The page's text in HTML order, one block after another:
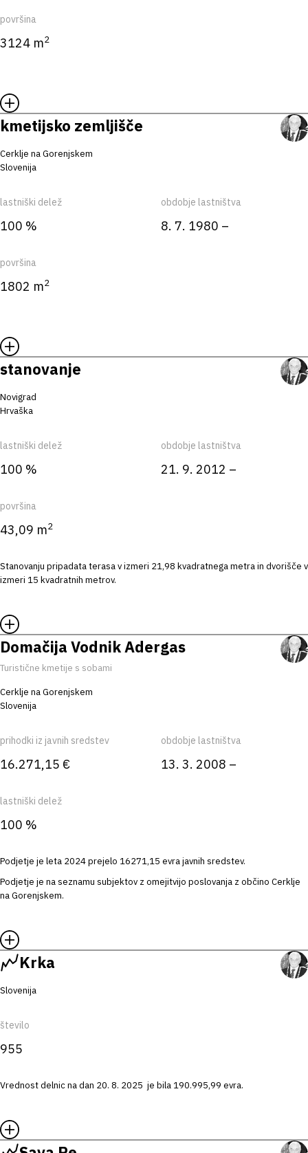
površina
3124 m2
kmetijsko zemljišče
Cerklje na Gorenjskem
Slovenija
lastniški delež
100 %
obdobje lastništva
8. 7. 1980 –
površina
1802 m2
stanovanje
Novigrad
Hrvaška
lastniški delež
100 %
obdobje lastništva
21. 9. 2012 –
površina
43,09 m2
Stanovanju pripadata terasa v izmeri 21,98 kvadratnega metra in dvorišče v
izmeri 15 kvadratnih metrov.
Domačija Vodnik Adergas
Turistične kmetije s sobami
Cerklje na Gorenjskem
Slovenija
prihodki iz javnih sredstev
16.271,15 €
obdobje lastništva
13. 3. 2008 –
lastniški delež
100 %
Podjetje je leta 2024 prejelo 16271,15 evra javnih sredstev.
Podjetje je na seznamu subjektov z omejitvijo poslovanja z občino Cerklje
na Gorenjskem.
Krka
Slovenija
število
955
Vrednost delnic na dan 20. 8. 2025 je bila 190.995,99 evra.